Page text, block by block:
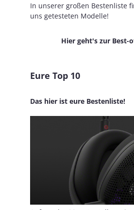
In unserer großen Bestenliste
uns getesteten Modelle!
Hier geht's zur Best-
Eure Top 10
Das hier ist eure Bestenliste!